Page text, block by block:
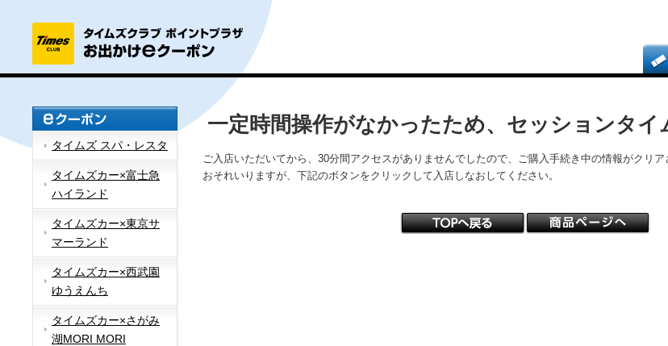
タイムズ スパ・レスタ
タイムズカー×富士急
ハイランド
タイムズカー×東京サ
マーランド
タイムズカー×西武園
ゆうえんち
タイムズカー×さがみ
湖MORI MORI
一定時間操作がなかったため、セッションタイ
ご入店いただいてから、30分間アクセスがありませんでしたので、ご購入手続き中の情報がクリア
おそれいりますが、下記のボタンをクリックして入店しなおしてください。